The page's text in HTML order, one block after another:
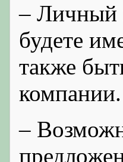
– Личный
будете
также
компании.
–